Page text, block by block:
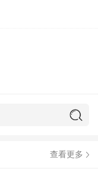
查看更多